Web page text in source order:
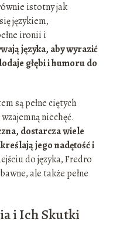
istotny jak
językiem,
ironii i
języka, aby wyrazić
głębi i humoru do
są pełne ciętych
niechęć.
dostarcza wiele
jego nadętość i
do języka, Fredro
ale także pełne
i Ich Skutki